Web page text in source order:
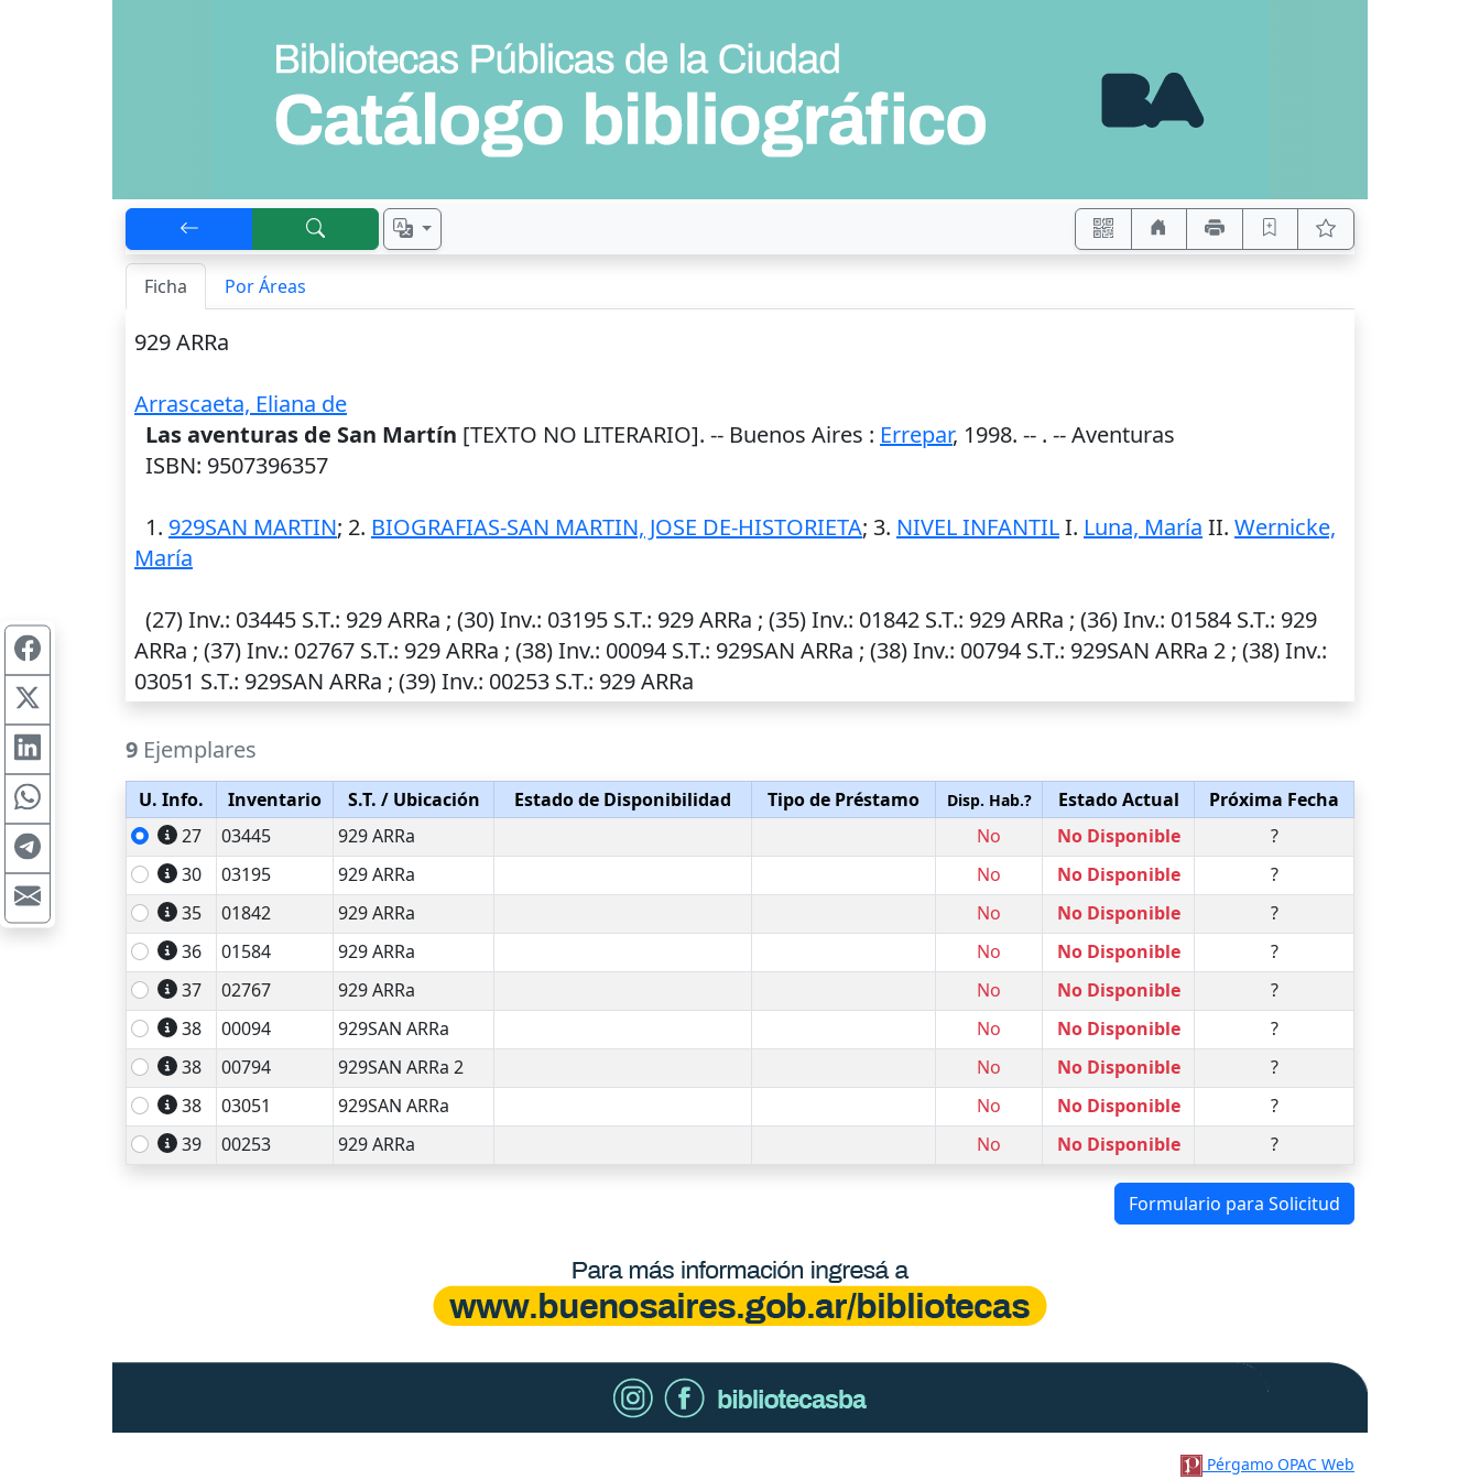
Ficha Por Áreas
929 ARRa
Arrascaeta, Eliana de
Las aventuras de San Martín [TEXTO NO LITERARIO]. -- Buenos Aires : Errepar, 1998. -- . -- Aventuras
ISBN: 9507396357
1. 929SAN MARTIN; 2. BIOGRAFIAS-SAN MARTIN, JOSE DE-HISTORIETA; 3. NIVEL INFANTILI. Luna, María II. Wernicke,
María
(27)Inv.: 03445 S.T.: 929 ARRa ; (30)Inv.: 03195 S.T.: 929 ARRa ; (35)Inv.: 01842 S.T.: 929 ARRa ; (36)Inv.: 01584 S.T.: 929
ARRa ; (37)Inv.: 02767 S.T.: 929 ARRa ; (38)Inv.: 00094 S.T.: 929SAN ARRa ; (38)Inv.: 00794 S.T.: 929SAN ARRa 2 ; (38)Inv.:
03051 S.T.: 929SAN ARRa ; (39)Inv.: 00253 S.T.: 929 ARRa
9 Ejemplares
U. Info. Inventario S.T. / Ubicación Estado de Disponibilidad Tipo de Préstamo Disp. Hab.? Estado Actual
Próxima Fecha
27
03445 929 ARRa No No Disponible
?
30
03195 929 ARRa No No Disponible
?
35
01842 929 ARRa No No Disponible
?
36
01584 929 ARRa No No Disponible
?
37
02767 929 ARRa No No Disponible
?
38
00094 929SAN ARRa No No Disponible
?
38
00794 929SAN ARRa 2 No No Disponible
?
38
03051 929SAN ARRa No No Disponible
?
39
00253 929 ARRa No No Disponible ?
Formulario para Solicitud
Pérgamo OPAC Web